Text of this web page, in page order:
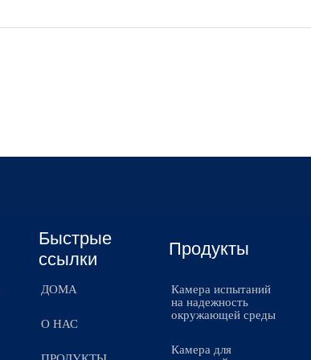
Быстрые
ссылки
ДОМА
О НАС
Продукты
Камера испытаний
на надежность
окружающей среды
Камера для